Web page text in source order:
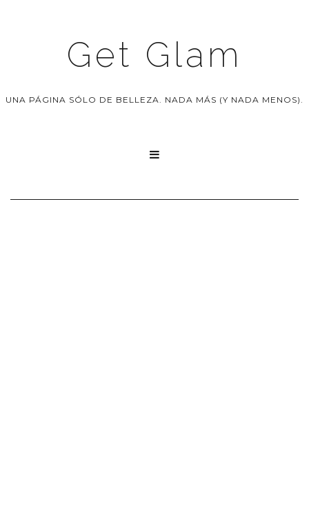
Get Glam
UNA PÁGINA SÓLO DE BELLEZA. NADA MÁS (Y NADA MENOS).
